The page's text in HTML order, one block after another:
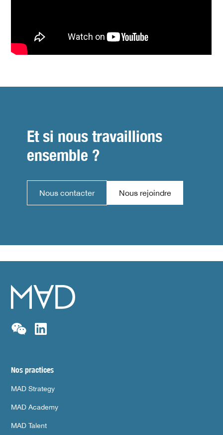
Et si nous travaillions
ensemble ?
Nous contacter Nous rejoindre
Nos practices
MAD Strategy
MAD Academy
MAD Talent